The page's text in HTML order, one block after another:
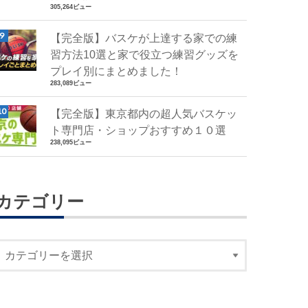
305,264ビュー
【完全版】バスケが上達する家での練
習方法10選と家で役立つ練習グッズを
プレイ別にまとめました！
283,089ビュー
【完全版】東京都内の超人気バスケッ
ト専門店・ショップおすすめ１０選
238,095ビュー
テゴリー